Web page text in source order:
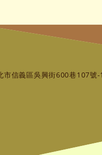
市信義區吳興街600巷107號-1